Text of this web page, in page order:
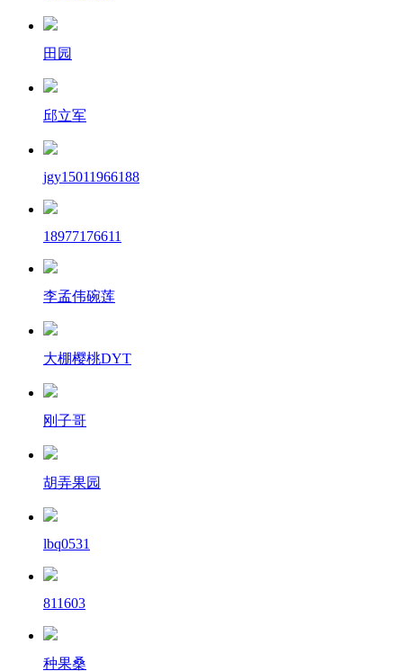
田园
邱立军
jgy15011966188
18977176611
李孟伟碗莲
大棚樱桃DYT
刚子哥
胡弄果园
lbq0531
811603
种果桑